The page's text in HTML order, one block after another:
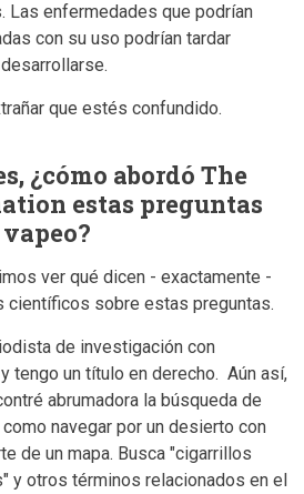
Las enfermedades que podrían
con su uso podrían tardar
que estés confundido.
¿cómo abordó The
estas preguntas
ver qué dicen - exactamente -
científicos sobre estas preguntas.
de investigación con
tengo un título en derecho. Aún así,
abrumadora la búsqueda de
navegar por un desierto con
de un mapa. Busca "cigarrillos
y otros términos relacionados en el